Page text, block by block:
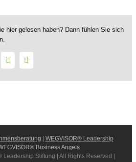
hier gelesen haben? Dann fühlen Sie sich
WhatsApp
Mail
WEGVISOR® Leadership
Business Angels
Stiftung | All Rights Reserved |